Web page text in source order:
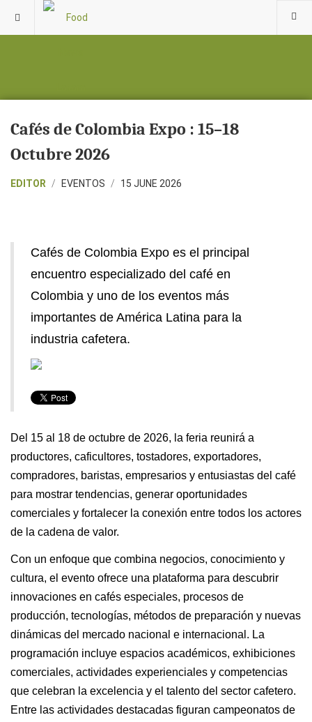
Cafés de Colombia Expo : 15–18
Octubre 2026
EDITOR EVENTOS 15 JUNE 2026
Cafés de Colombia Expo es el principal
encuentro especializado del café en
Colombia y uno de los eventos más
importantes de América Latina para la
industria cafetera.
Del 15 al 18 de octubre de 2026, la feria reunirá a
productores, caficultores, tostadores, exportadores,
compradores, baristas, empresarios y entusiastas del café
para mostrar tendencias, generar oportunidades
comerciales y fortalecer la conexión entre todos los actores
de la cadena de valor.
Con un enfoque que combina negocios, conocimiento y
cultura, el evento ofrece una plataforma para descubrir
innovaciones en cafés especiales, procesos de
producción, tecnologías, métodos de preparación y nuevas
dinámicas del mercado nacional e internacional. La
programación incluye espacios académicos, exhibiciones
comerciales, actividades experienciales y competencias
que celebran la excelencia y el talento del sector cafetero.
Entre las actividades destacadas figuran campeonatos de